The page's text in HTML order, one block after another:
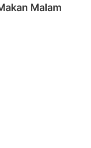
Malam